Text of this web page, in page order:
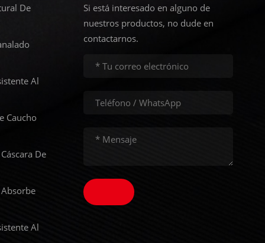
De
Al
Caucho
De
Al
Si está interesado en alguno de
nuestros productos, no dude en
contactarnos.